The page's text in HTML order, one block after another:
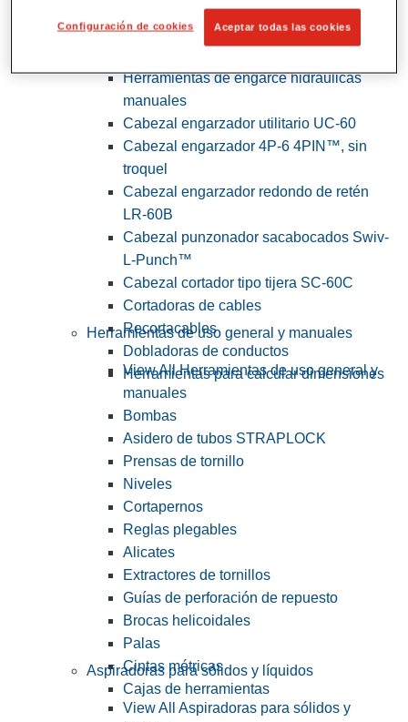
View All Herramientas de servicios
Herramientas de engarce hidráulicas
manuales
Cabezal engarzador utilitario UC-60
Cabezal engarzador 4P-6 4PIN™, sin
troquel
Cabezal engarzador redondo de retén
LR-60B
Cabezal punzonador sacabocados Swiv-
L-Punch™
Cabezal cortador tipo tijera SC-60C
Cortadoras de cables
Recortacables
Dobladoras de conductos
Herramientas para calcular dimensiones
Herramientas de uso general y manuales
View All Herramientas de uso general y
manuales
Bombas
Asidero de tubos STRAPLOCK
Prensas de tornillo
Niveles
Cortapernos
Reglas plegables
Alicates
Extractores de tornillos
Guías de perforación de repuesto
Brocas helicoidales
Palas
Cintas métricas
Cajas de herramientas
Aspiradoras para sólidos y líquidos
View All Aspiradoras para sólidos y
Configuración de cookies Aceptar todas las cookies